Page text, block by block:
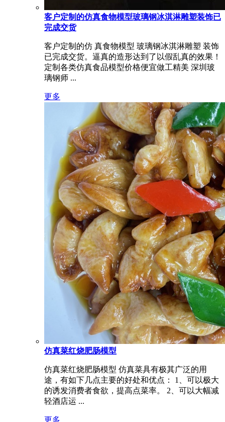
客户定制的仿真食物模型玻璃钢冰淇淋雕塑装饰已
完成交货
客户定制的仿 真食物模型 玻璃钢冰淇淋雕塑 装饰
已完成交货。逼真的造形达到了以假乱真的效果！
定制各类仿真食品模型价格便宜做工精美 深圳玻
璃钢师 ...
更多
仿真菜红烧肥肠模型
仿真菜红烧肥肠模型 仿真菜具有极其广泛的用
途，有如下几点主要的好处和优点： 1、可以极大
的诱发消费者食欲，提高点菜率。 2、可以大幅减
轻酒店运 ...
更多